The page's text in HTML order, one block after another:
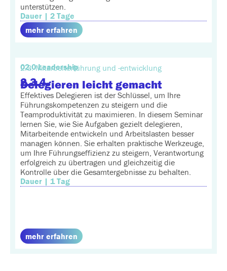
unterstützen.
Dauer | 2 Tage
mehr erfahren
02.0 Leadership
2.3. Mitarbeiterführung und -entwicklung
2.3.4.
Delegieren leicht gemacht
Effektives Delegieren ist der Schlüssel, um Ihre
Führungskompetenzen zu steigern und die
Teamproduktivität zu maximieren. In diesem Seminar
lernen Sie, wie Sie Aufgaben gezielt delegieren,
Mitarbeitende entwickeln und Arbeitslasten besser
managen können. Sie erhalten praktische Werkzeuge,
um Ihre Führungseffizienz zu steigern, Verantwortung
erfolgreich zu übertragen und gleichzeitig die
Kontrolle über die Gesamtergebnisse zu behalten.
Dauer | 1 Tag
mehr erfahren